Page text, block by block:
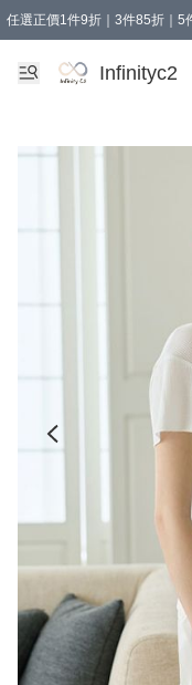
任選正價1件9折｜3件85折｜5
精選商品，任選買1件或以上
Infinityc2 wears 滿$800免運費
Bucks & Leather 滿$1000免運費
Infinityc2